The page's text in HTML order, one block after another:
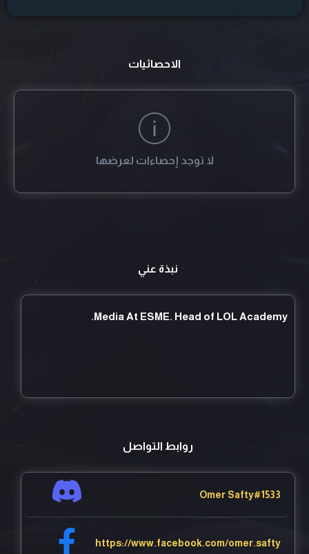
الاحصائيات
لا توجد إحصاءات لعرضها
نبذة عني
Media At ESME. Head of LOL Academy.
روابط التواصل
Omer Safty#1533
https://www.facebook.com/omer.safty